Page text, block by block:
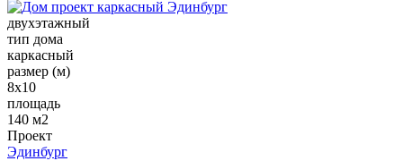
двухэтажный
тип дома
каркасный
размер (м)
8х10
площадь
140 м2
Проект
Эдинбург